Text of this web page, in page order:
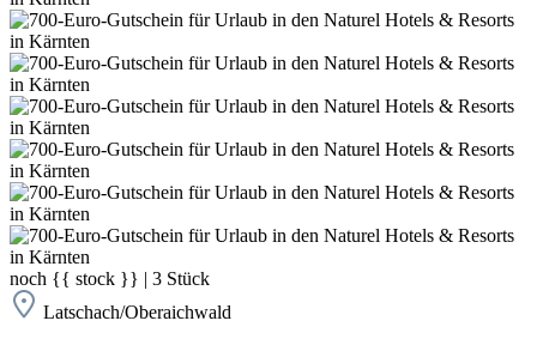
noch {{ stock }} | 3 Stück
Latschach/Oberaichwald